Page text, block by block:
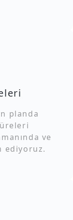
planda
ve
ediyoruz.